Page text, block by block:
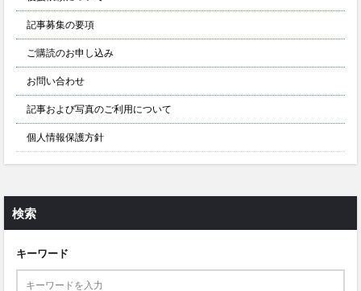
記事募集の要項
ご購読のお申し込み
お問い合わせ
記事および写真のご利用について
個人情報保護方針
検索
キーワード